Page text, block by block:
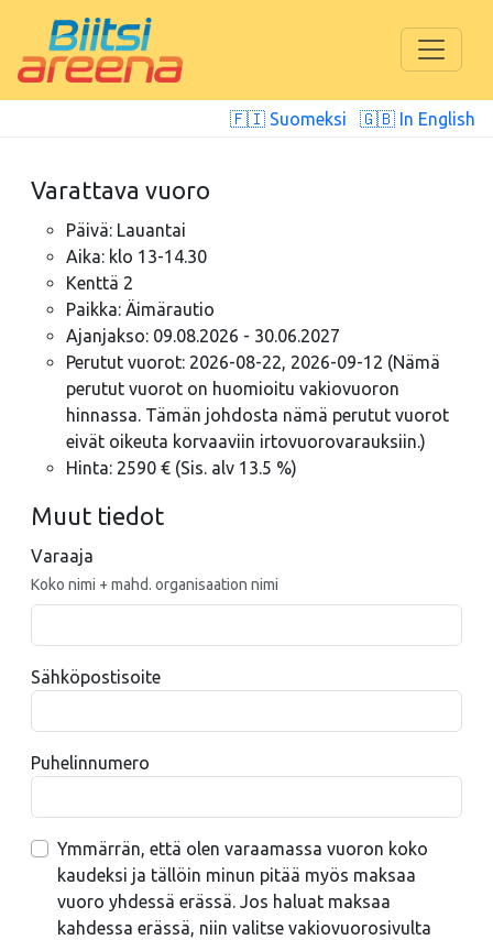
🇫🇮 Suomeksi 🇬🇧 In English
Varattava vuoro
Päivä: Lauantai
Aika: klo 13-14.30
Kenttä 2
Paikka: Äimärautio
Ajanjakso: 09.08.2026 - 30.06.2027
Perutut vuorot: 2026-08-22, 2026-09-12 (Nämä
perutut vuorot on huomioitu vakiovuoron
hinnassa. Tämän johdosta nämä perutut vuorot
eivät oikeuta korvaaviin irtovuorovarauksiin.)
Hinta: 2590 € (Sis. alv 13.5 %)
Muut tiedot
Varaaja
Koko nimi + mahd. organisaation nimi
Sähköpostisoite
Puhelinnumero
Ymmärrän, että olen varaamassa vuoron koko
kaudeksi ja tällöin minun pitää myös maksaa
vuoro yhdessä erässä. Jos haluat maksaa
kahdessa erässä, niin valitse vakiovuorosivulta